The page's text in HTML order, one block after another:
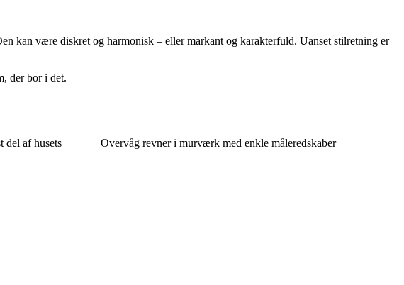
kan være diskret og harmonisk – eller markant og karakterfuld. Uanset stilretning er
der bor i det.
del af husets
Overvåg revner i murværk med enkle måleredskaber